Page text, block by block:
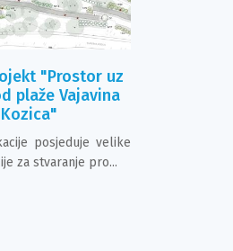
"Prostor uz
plaže Vajavina
posjeduje velike
za stvaranje pro...